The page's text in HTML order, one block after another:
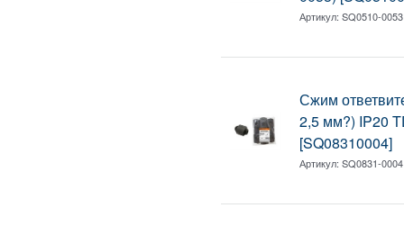
Артикул:SQ0510-0053
Сжим
2,5 мм?) IP20
[SQ08310004]
Артикул:SQ0831-0004